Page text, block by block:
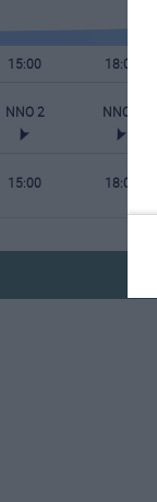
15:00 18:00
NNO 2 NNO 3
15:00 18:00